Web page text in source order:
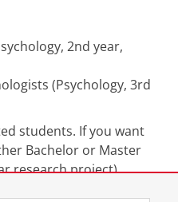
2nd year,
(Psychology, 3rd
students. If you want
Bachelor or Master
research project),